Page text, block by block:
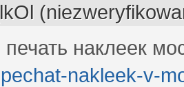
наклеек
nakleek-v-